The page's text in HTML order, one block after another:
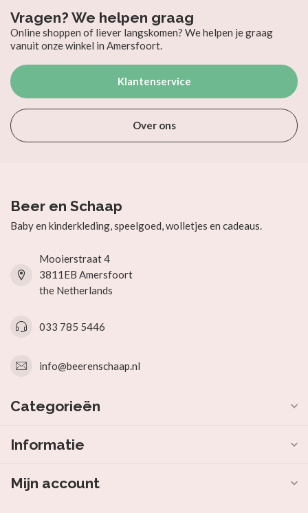
Vragen? We helpen graag
Online shoppen of liever langskomen? We helpen je graag
vanuit onze winkel in Amersfoort.
Klantenservice
Over ons
Beer en Schaap
Baby en kinderkleding, speelgoed, wolletjes en cadeaus.
Mooierstraat 4
3811EB Amersfoort
the Netherlands
033 785 5446
info@beerenschaap.nl
Categorieën
Informatie
Mijn account